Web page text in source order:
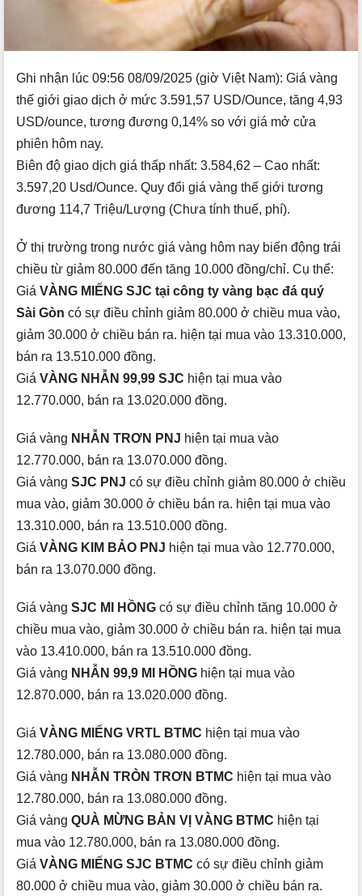
Ghi nhận lúc 09:56 08/09/2025 (giờ Việt Nam): Giá vàng
thế giới giao dịch ở mức 3.591,57 USD/Ounce, tăng 4,93
USD/ounce, tương đương 0,14% so với giá mở cửa
phiên hôm nay.
Biên độ giao dịch giá thấp nhất: 3.584,62 – Cao nhất:
3.597,20 Usd/Ounce. Quy đổi giá vàng thế giới tương
đương 114,7 Triệu/Lượng (Chưa tính thuế, phí).
Ở thị trường trong nước giá vàng hôm nay biến động trái
chiều từ giảm 80.000 đến tăng 10.000 đồng/chỉ. Cụ thể:
Giá VÀNG MIẾNG SJC tại công ty vàng bạc đá quý
Sài Gòn có sự điều chỉnh giảm 80.000 ở chiều mua vào,
giảm 30.000 ở chiều bán ra. hiện tại mua vào 13.310.000,
bán ra 13.510.000 đồng.
Giá VÀNG NHẪN 99,99 SJC hiện tại mua vào
12.770.000, bán ra 13.020.000 đồng.
Giá vàng NHẪN TRƠN PNJ hiện tại mua vào
12.770.000, bán ra 13.070.000 đồng.
Giá vàng SJC PNJ có sự điều chỉnh giảm 80.000 ở chiều
mua vào, giảm 30.000 ở chiều bán ra. hiện tại mua vào
13.310.000, bán ra 13.510.000 đồng.
Giá VÀNG KIM BẢO PNJ hiện tại mua vào 12.770.000,
bán ra 13.070.000 đồng.
Giá vàng SJC MI HỒNG có sự điều chỉnh tăng 10.000 ở
chiều mua vào, giảm 30.000 ở chiều bán ra. hiện tại mua
vào 13.410.000, bán ra 13.510.000 đồng.
Giá vàng NHẪN 99,9 MI HỒNG hiện tại mua vào
12.870.000, bán ra 13.020.000 đồng.
Giá VÀNG MIẾNG VRTL BTMC hiện tại mua vào
12.780.000, bán ra 13.080.000 đồng.
Giá vàng NHẪN TRÒN TRƠN BTMC hiện tại mua vào
12.780.000, bán ra 13.080.000 đồng.
Giá vàng QUÀ MỪNG BẢN VỊ VÀNG BTMC hiện tại
mua vào 12.780.000, bán ra 13.080.000 đồng.
Giá VÀNG MIẾNG SJC BTMC có sự điều chỉnh giảm
80.000 ở chiều mua vào, giảm 30.000 ở chiều bán ra.